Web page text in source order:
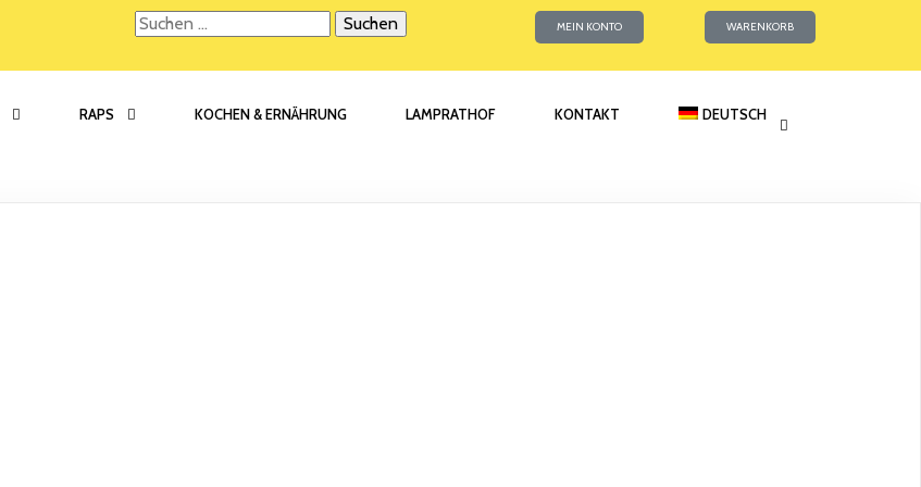
Suchen
MEIN KONTO WARENKORB
RAPS KOCHEN & ERNÄHRUNG LAMPRATHOF KONTAKT DEUTSCH